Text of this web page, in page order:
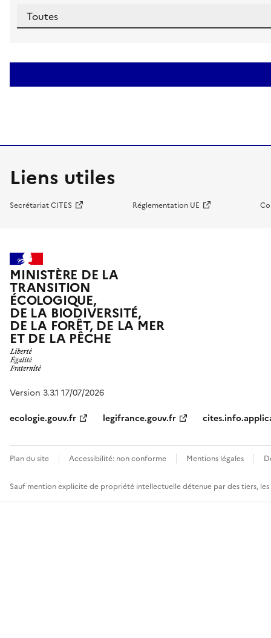
Liens utiles
Secrétariat CITES Réglementation UE
MINISTÈRE DE LA
TRANSITION
ÉCOLOGIQUE,
DE LA BIODIVERSITÉ,
DE LA FORÊT, DE LA MER
ET DE LA PÊCHE
Version 3.3.1 17/07/2026
ecologie.gouv.fr
legifrance.gouv.fr
Plan du site Accessibilité: non conforme Mentions légales
Sauf mention explicite de propriété intellectuelle détenue par des tiers,